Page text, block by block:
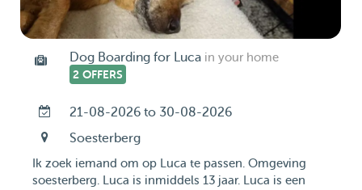
Dog Boarding for Luca in your home
2 OFFERS
21-08-2026 to 30-08-2026
Soesterberg
Ik zoek iemand om op Luca te passen. Omgeving
soesterberg. Luca is inmiddels 13 jaar. Luca is een